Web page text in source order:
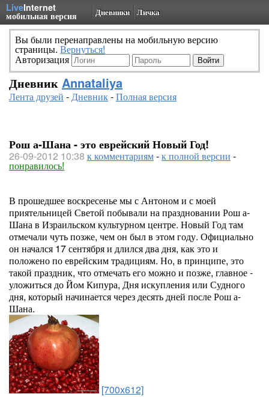
LiveInternet
мобильная версия Дневники Личка
Вы были перенаправлены на мобильную версию
страницы. Вернуться!
Авторизация
Дневник Annataliya
Лента друзей -Дневник-Полная версия
Рош а-Шана - это еврейский Новый Год!
26-09-2012 10:38 к комментариям-к полной версии -
понравилось!
В прошедшее воскресенье мы с Антоном и с моей
приятельницей Светой побывали на праздновании Рош а-
Шана в Израильском культурном центре. Новый Год там
отмечали чуть позже, чем он был в этом году. Официально
он начался 17 сентября и длился два дня, как это и
положено по еврейским традициям. Но, в принципе, это
такой праздник, что отмечать его можно и позже, главное -
уложиться до Йом Кипура, Дня искупления или Судного
дня, который начинается через десять дней после Рош а-
Шана.
[700x612]